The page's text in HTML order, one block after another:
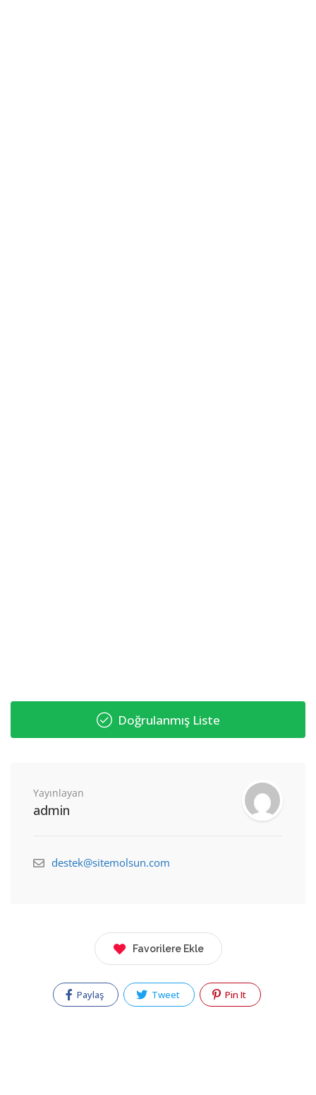
Doğrulanmış Liste
Yayınlayan
admin
destek@sitemolsun.com
Favorilere Ekle
Paylaş Tweet Pin It